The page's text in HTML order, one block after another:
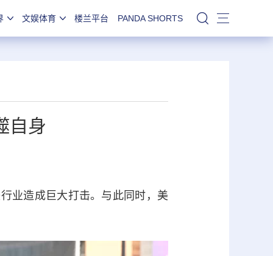
文娱体育 楼兰平台 PANDA SHORTS 站内搜索
自身
造成巨大打击。与此同时，美